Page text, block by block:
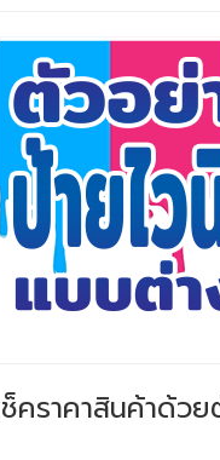
ช็คราคาสินค้าด้วย